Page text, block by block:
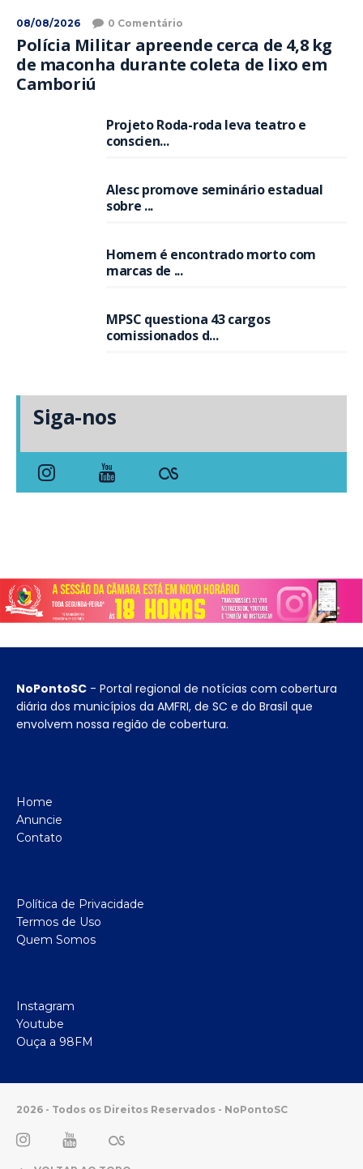
08/08/2026 0 Comentário
Polícia Militar apreende cerca de 4,8 kg
de maconha durante coleta de lixo em
Camboriú
Projeto Roda-roda leva teatro e
conscien...
Alesc promove seminário estadual
sobre ...
Homem é encontrado morto com
marcas de ...
MPSC questiona 43 cargos
comissionados d...
Siga-nos
NoPontoSC - Portal regional de notícias com cobertura
diária dos municípios da AMFRI, de SC e do Brasil que
envolvem nossa região de cobertura.
Home
Anuncie
Contato
Política de Privacidade
Termos de Uso
Quem Somos
Instagram
Youtube
Ouça a 98FM
2026 - Todos os Direitos Reservados - NoPontoSC